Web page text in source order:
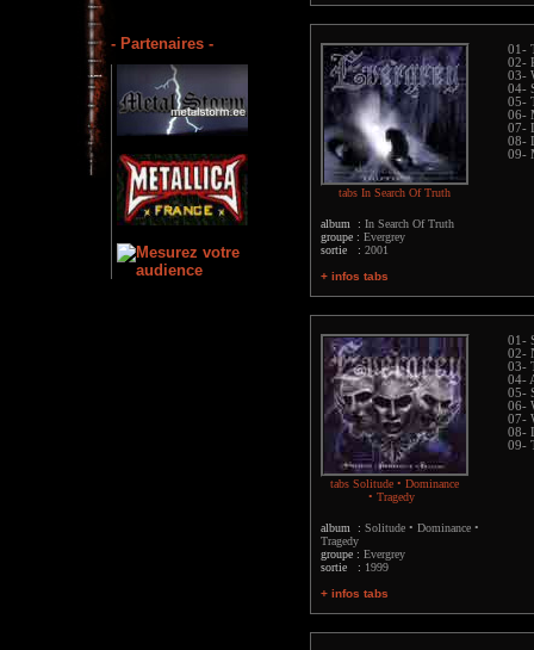
- Partenaires -
tabs In Search Of Truth
album : In Search Of Truth
groupe : Evergrey
sortie : 2001
+ infos tabs
01-
02-
03-
04-
05-
06-
07-
08-
09-
tabs Solitude • Dominance
• Tragedy
album : Solitude • Dominance •
Tragedy
groupe : Evergrey
sortie : 1999
+ infos tabs
01-
02-
03-
04-
05-
06-
07-
08-
09-